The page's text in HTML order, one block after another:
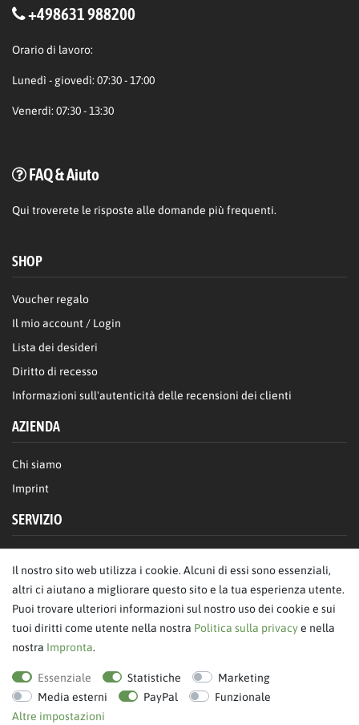
+498631 988200
Orario di lavoro:
Lunedì - giovedì: 07:30 - 17:00
Venerdì: 07:30 - 13:30
FAQ & Aiuto
Qui troverete le risposte alle domande più frequenti.
SHOP
Voucher regalo
Il mio account / Login
Lista dei desideri
Diritto di recesso
Informazioni sull'autenticità delle recensioni dei clienti
AZIENDA
Chi siamo
Imprint
SERVIZIO
Privacy
Termini & Condizioni
revoca dell'ordine
Il nostro sito web utilizza i cookie. Alcuni di essi sono essenziali,
altri ci aiutano a migliorare questo sito e la tua esperienza utente.
Puoi trovare ulteriori informazioni sul nostro uso dei cookie e sui
tuoi diritti come utente nella nostra Politica sulla privacye nella
nostra Impronta.
Essenziale Statistiche
Marketing
Media esterni
PayPal
Funzionale
Altre impostazioni